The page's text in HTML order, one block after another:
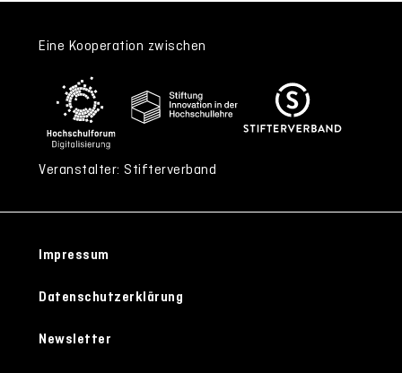
Eine Kooperation zwischen
Veranstalter: Stifterverband
Impressum
Datenschutzerklärung
Newsletter